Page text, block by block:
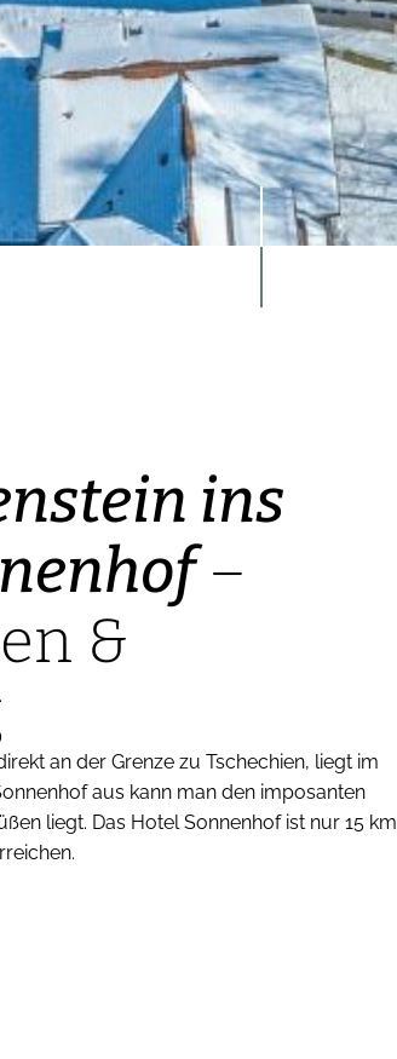
ins
–
&
an der Grenze zu Tschechien, liegt im
aus kann man den imposanten
liegt. Das Hotel Sonnenhof ist nur 15 km